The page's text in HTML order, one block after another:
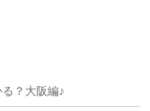
？大阪編♪